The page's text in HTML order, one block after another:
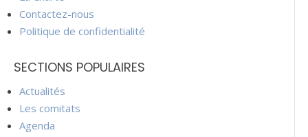
Contactez-nous
Politique de confidentialité
SECTIONS POPULAIRES
Actualités
Les comitats
Agenda